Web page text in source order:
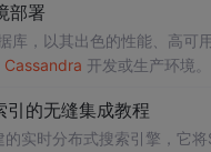
部署
库，以其出色的性能、高可
Cassandra
的无缝集成教程
的实时分布式搜索引擎，它